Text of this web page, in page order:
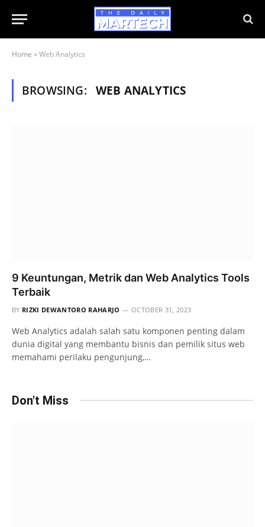
Home »Web Analytics
BROWSING: WEB ANALYTICS
9 Keuntungan, Metrik dan Web Analytics Tools
Terbaik
BY RIZKI DEWANTORO RAHARJO OCTOBER 31, 2023
Web Analytics adalah salah satu komponen penting dalam
dunia digital yang membantu bisnis dan pemilik situs web
memahami perilaku pengunjung,…
Don't Miss